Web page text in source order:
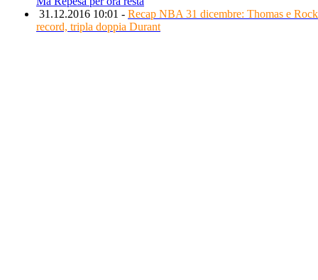
31.12.2016 10:01 - Recap NBA 31 dicembre: Thomas e
record, tripla doppia Durant